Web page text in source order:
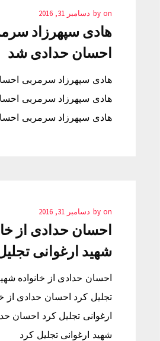
by on دسامبر 31, 2016
هادی سپهرزاد
احسان حدادی شد
هادی سپهرزاد سرمربی
هادی سپهرزاد سرمربی
هادی سپهرزاد سرمربی
by on دسامبر 31, 2016
احسان حدادی از
شهید ارغوانی
احسان حدادی از خانواده
تجلیل کرد احسان حدادی از
ارغوانی تجلیل کرد احسان
شهید ارغوانی تجلیل کرد